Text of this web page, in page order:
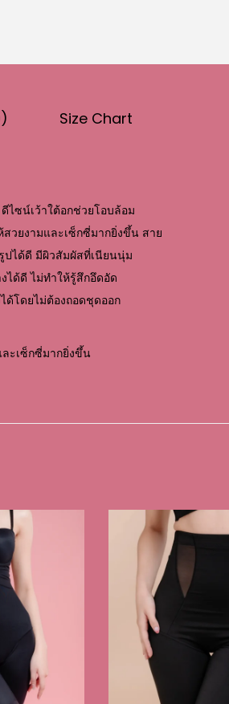
Size Chart
ซน์เว้าใต้อกช่วยโอบล้อม
วยงามและเซ็กซี่มากยิ่งขึ้น สาย
ปได้ดี มีผิวสัมผัสที่เนียนนุ่ม
ได้ดี ไม่ทำให้รู้สึกอึดอัด
ด้โดยไม่ต้องถอดชุดออก
ะเซ็กซี่มากยิ่งขึ้น